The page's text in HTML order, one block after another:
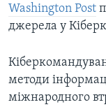
Washington Post
джерела у
методи
міжнародного